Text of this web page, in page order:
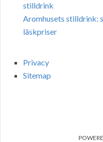
stilldrink
Aromhusets stilldrink:
läskpriser
Privacy
Sitemap